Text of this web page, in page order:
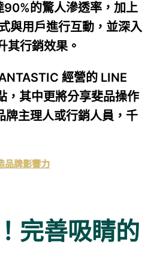
的驚人滲透率，加上
與用戶進行互動，並深入
其行銷效果。
經營的 LINE
其中更將分享斐品操作
主理人或行銷人員，千
品牌影響力
完善吸睛的